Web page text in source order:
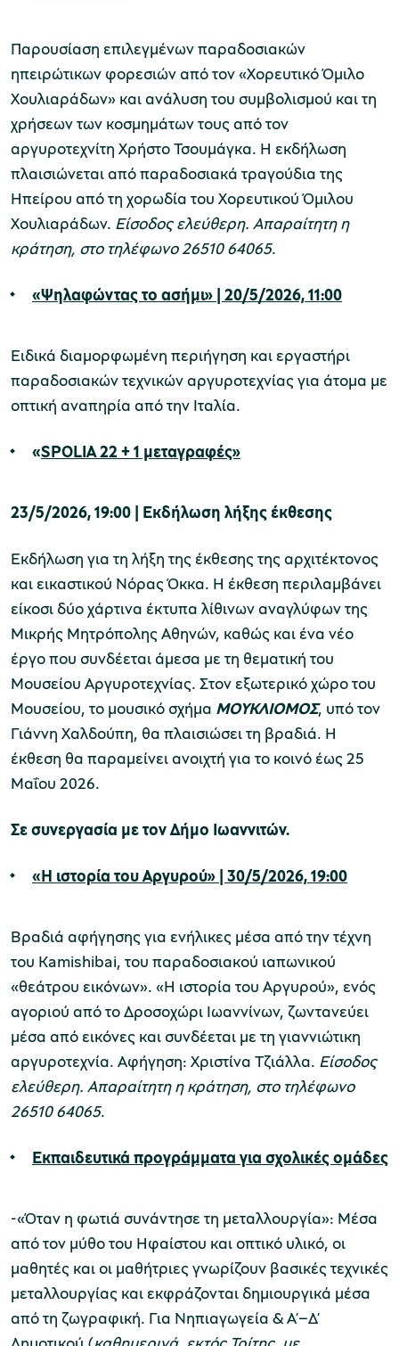
Παρουσίαση επιλεγμένων παραδοσιακών
ηπειρώτικων φορεσιών από τον «Χορευτικό Όμιλο
Χουλιαράδων» και ανάλυση του συμβολισμού και τη
χρήσεων των κοσμημάτων τους από τον
αργυροτεχνίτη Χρήστο Τσουμάγκα. Η εκδήλωση
πλαισιώνεται από παραδοσιακά τραγούδια της
Ηπείρου από τη χορωδία του Χορευτικού Όμιλου
Χουλιαράδων. Είσοδος ελεύθερη. Απαραίτητη η
κράτηση, στο τηλέφωνο 26510 64065.
«Ψηλαφώντας το ασήμι» | 20/5/2026,11:00
Ειδικά διαμορφωμένη περιήγηση και εργαστήρι
παραδοσιακών τεχνικών αργυροτεχνίας για άτομα με
οπτική αναπηρία από την Ιταλία.
«SPOLIA 22 + 1 μεταγραφές»
23/5/2026, 19:00 | Εκδήλωση λήξης έκθεσης
Εκδήλωση για τη λήξη της έκθεσης της αρχιτέκτονος
και εικαστικού Νόρας Όκκα. Η έκθεση περιλαμβάνει
είκοσι δύο χάρτινα έκτυπα λίθινων αναγλύφων της
Μικρής Μητρόπολης Αθηνών, καθώς και ένα νέο
έργο που συνδέεται άμεσα με τη θεματική του
Μουσείου Αργυροτεχνίας. Στον εξωτερικό χώρο του
Μουσείου, το μουσικό σχήμα ΜΟΥΚΛΙΟΜΟΣ, υπό τον
Γιάννη Χαλδούπη, θα πλαισιώσει τη βραδιά. Η
έκθεση θα παραμείνει ανοιχτή για το κοινό έως 25
Μαΐου 2026.
Σε συνεργασία με τον Δήμο Ιωαννιτών.
«Η ιστορία του Αργυρού» | 30/5/2026,19:00
Βραδιά αφήγησης για ενήλικες μέσα από την τέχνη
του Kamishibai, του παραδοσιακού ιαπωνικού
«θεάτρου εικόνων». «Η ιστορία του Αργυρού», ενός
αγοριού από το Δροσοχώρι Ιωαννίνων, ζωντανεύει
μέσα από εικόνες και συνδέεται με τη γιαννιώτικη
αργυροτεχνία. Αφήγηση: Χριστίνα Τζιάλλα. Είσοδος
ελεύθερη. Απαραίτητη η κράτηση, στο τηλέφωνο
26510 64065.
Εκπαιδευτικά προγράμματα για σχολικές ομάδες
-«Όταν η φωτιά συνάντησε τη μεταλλουργία»: Μέσα
από τον μύθο του Ηφαίστου και οπτικό υλικό, οι
μαθητές και οι μαθήτριες γνωρίζουν βασικές τεχνικές
μεταλλουργίας και εκφράζονται δημιουργικά μέσα
από τη ζωγραφική. Για Νηπιαγωγεία & Α’–Δ’